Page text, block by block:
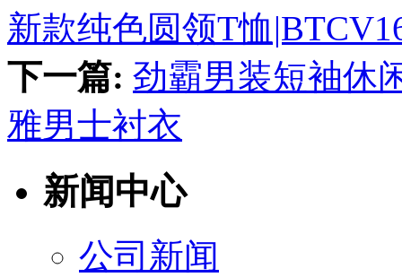
新款纯色圆领T恤
下一篇: 劲霸男装短袖休
雅男士衬衣
新闻中心
公司新闻